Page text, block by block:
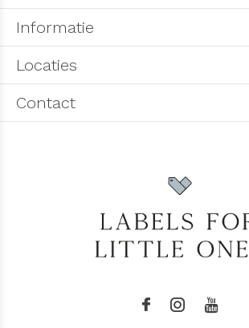
Informatie
Locaties
Contact